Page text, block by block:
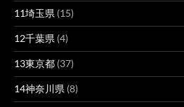
11埼玉県 (15)
12千葉県 (4)
13東京都 (37)
14神奈川県 (8)